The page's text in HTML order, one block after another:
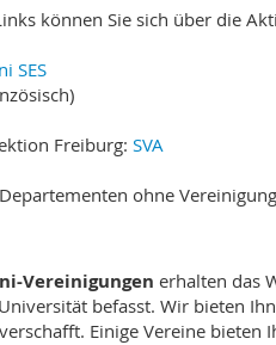
können Sie sich über die
SES
Freiburg: SVA
ohne
Vereinigungen erhalten das
befasst. Wir bieten
Einige Vereine bieten